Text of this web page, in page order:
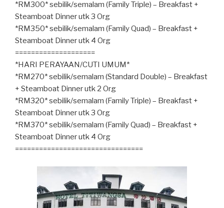
*RM300* sebilik/semalam (Family Triple) – Breakfast +
Steamboat Dinner utk 3 Org
*RM350* sebilik/semalam (Family Quad) – Breakfast +
Steamboat Dinner utk 4 Org
====================
*HARI PERAYAAN/CUTI UMUM*
*RM270* sebilik/semalam (Standard Double) – Breakfast
+ Steamboat Dinner utk 2 Org
*RM320* sebilik/semalam (Family Triple) – Breakfast +
Steamboat Dinner utk 3 Org
*RM370* sebilik/semalam (Family Quad) – Breakfast +
Steamboat Dinner utk 4 Org
================================